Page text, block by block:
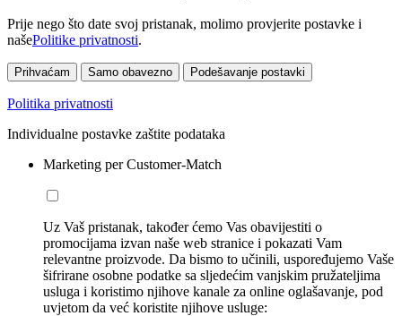
Prije nego što date svoj pristanak, molimo provjerite postavke i
našePolitike privatnosti.
Prihvaćam Samo obavezno Podešavanje postavki
Politika privatnosti
Individualne postavke zaštite podataka
Marketing per Customer-Match
Uz Vaš pristanak, također ćemo Vas obavijestiti o
promocijama izvan naše web stranice i pokazati Vam
relevantne proizvode. Da bismo to učinili, uspoređujemo Vaše
šifrirane osobne podatke sa sljedećim vanjskim pružateljima
usluga i koristimo njihove kanale za online oglašavanje, pod
uvjetom da već koristite njihove usluge: